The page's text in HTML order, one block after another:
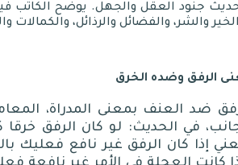
جنود العقل والجهل. يوضح الكاتب
والشر، والفضائل والرذائل، والكمالات
الرفق وضده الخرق
ضد العنف بمعنى المدراة،
في الحديث: لو كان الرفق خرقا
إذا كان الرفق غير نافع فعليك